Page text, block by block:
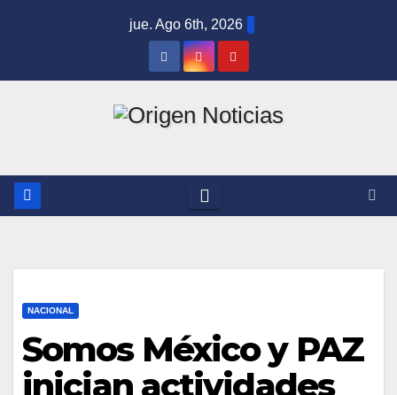
jue. Ago 6th, 2026
NACIONAL
Somos México y PAZ
inician actividades